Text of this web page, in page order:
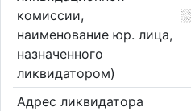
комиссии,
наименование юр. лица,
назначенного
ликвидатором)
Адрес ликвидатора